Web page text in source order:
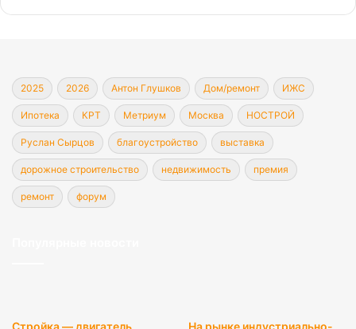
2025 2026 Антон Глушков Дом/ремонт ИЖС
Ипотека КРТ Метриум Москва НОСТРОЙ
Руслан Сырцов благоустройство выставка
дорожное строительство недвижимость премия
ремонт форум
Стройка — двигатель
На рынке индустриально-